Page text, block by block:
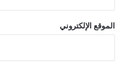
الموقع الإلكتروني